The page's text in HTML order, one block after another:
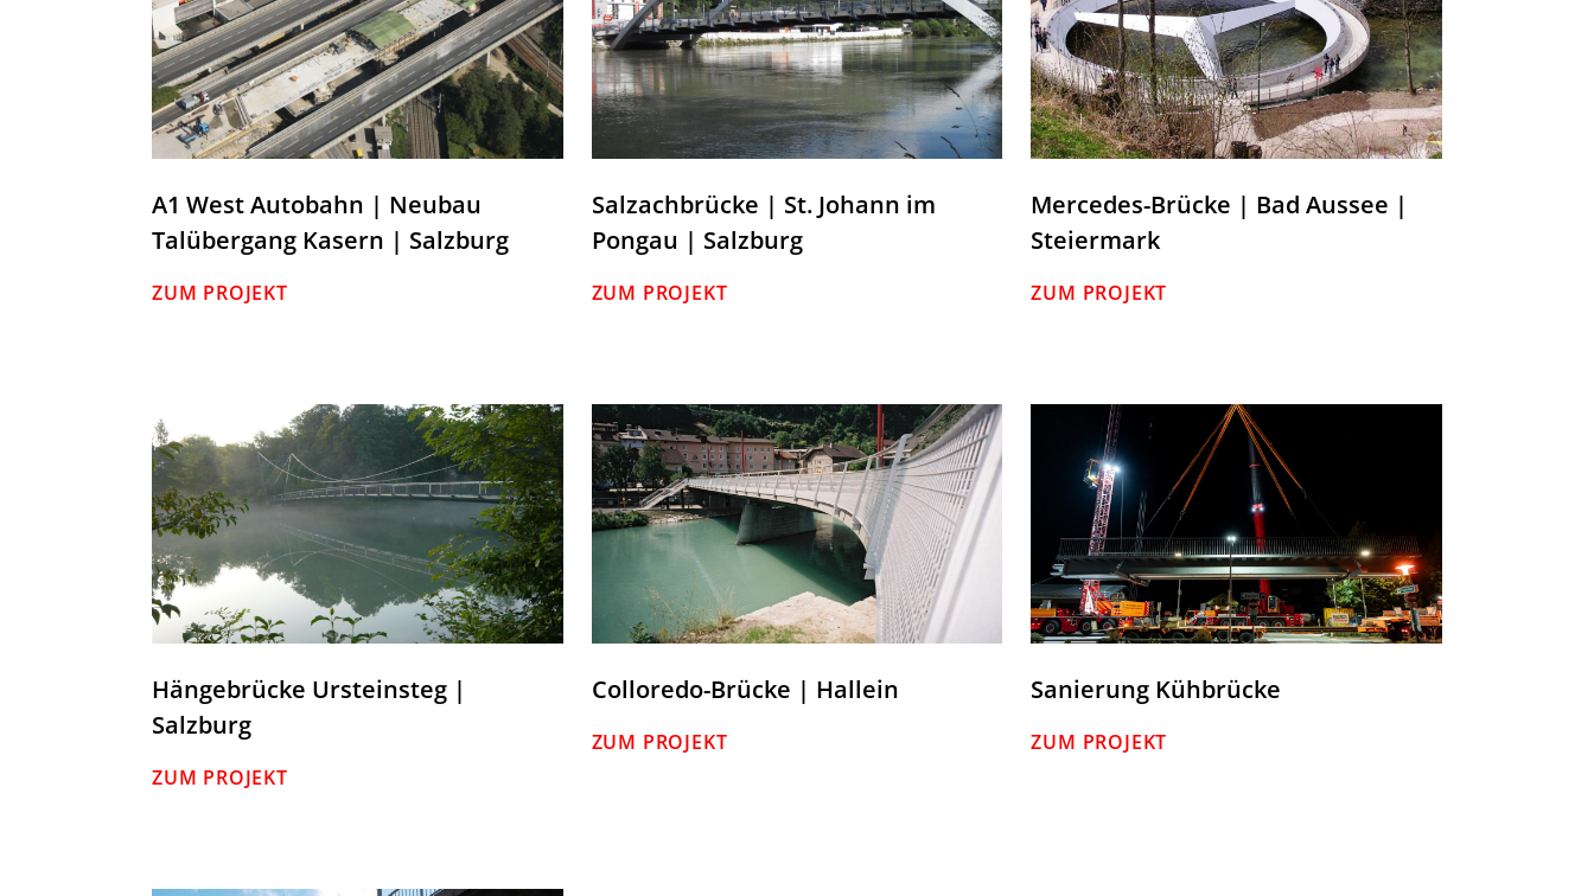
A1 West Autobahn | Neubau
Talübergang Kasern | Salzburg
ZUM PROJEKT
Salzachbrücke | St. Johann im
Pongau | Salzburg
ZUM PROJEKT
Mercedes-Brücke | Bad Aussee |
Steiermark
ZUM PROJEKT
Hängebrücke Ursteinsteg |
Salzburg
ZUM PROJEKT
Colloredo-Brücke | Hallein
ZUM PROJEKT
Sanierung Kühbrücke
ZUM PROJEKT